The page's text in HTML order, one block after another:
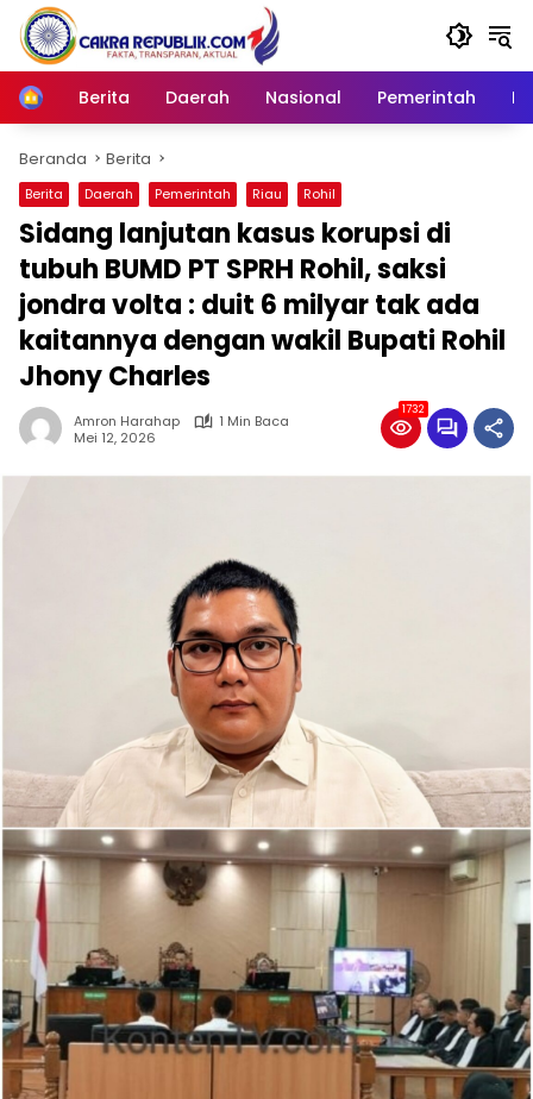
Langsung
konten
Home
Berita Daerah Nasional Pemerintah
Beranda Berita
Berita Daerah Pemerintah Riau Rohil
Sidang lanjutan kasus korupsi di
tubuh BUMD PT SPRH Rohil, saksi
jondra volta : duit 6 milyar tak ada
kaitannya dengan wakil Bupati Rohil
Jhony Charles
Amron Harahap
1 Min Baca
Mei 12, 2026
1732